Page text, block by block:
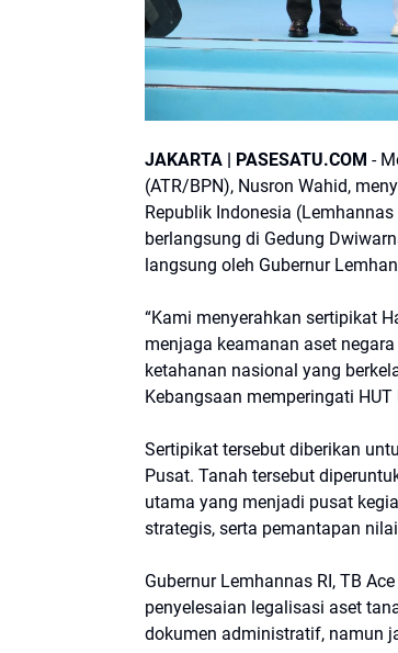
JAKARTA | PASESATU.COM -
(ATR/BPN), Nusron Wahid,
Republik Indonesia
berlangsung di Gedung
langsung oleh Gubernur
“Kami menyerahkan sertipikat
menjaga keamanan aset
ketahanan nasional yang
Kebangsaan memperingati HUT
Sertipikat tersebut diberikan
Pusat. Tanah tersebut
utama yang menjadi pusat
strategis, serta pemantapan
Gubernur Lemhannas RI, TB
penyelesaian legalisasi aset
dokumen administratif, namun